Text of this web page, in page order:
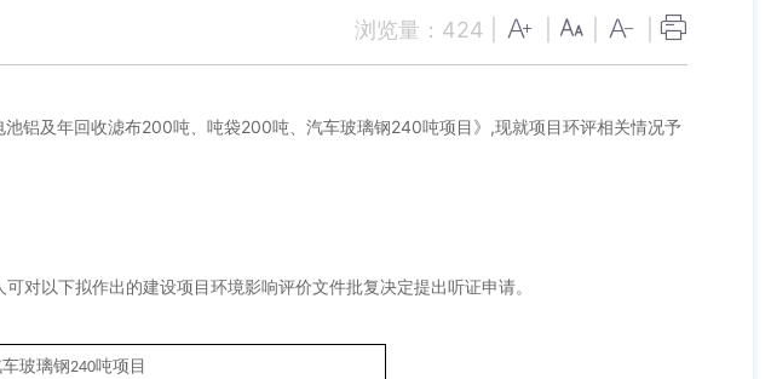
浏览量： 424
铝及年回收滤布200吨、吨袋200吨、汽车玻璃钢240吨项目》 ,现就项目环评相关情况予
对以下拟作出的建设项目环境影响评价文件批复决定提出听证申请。
玻璃钢240吨项目